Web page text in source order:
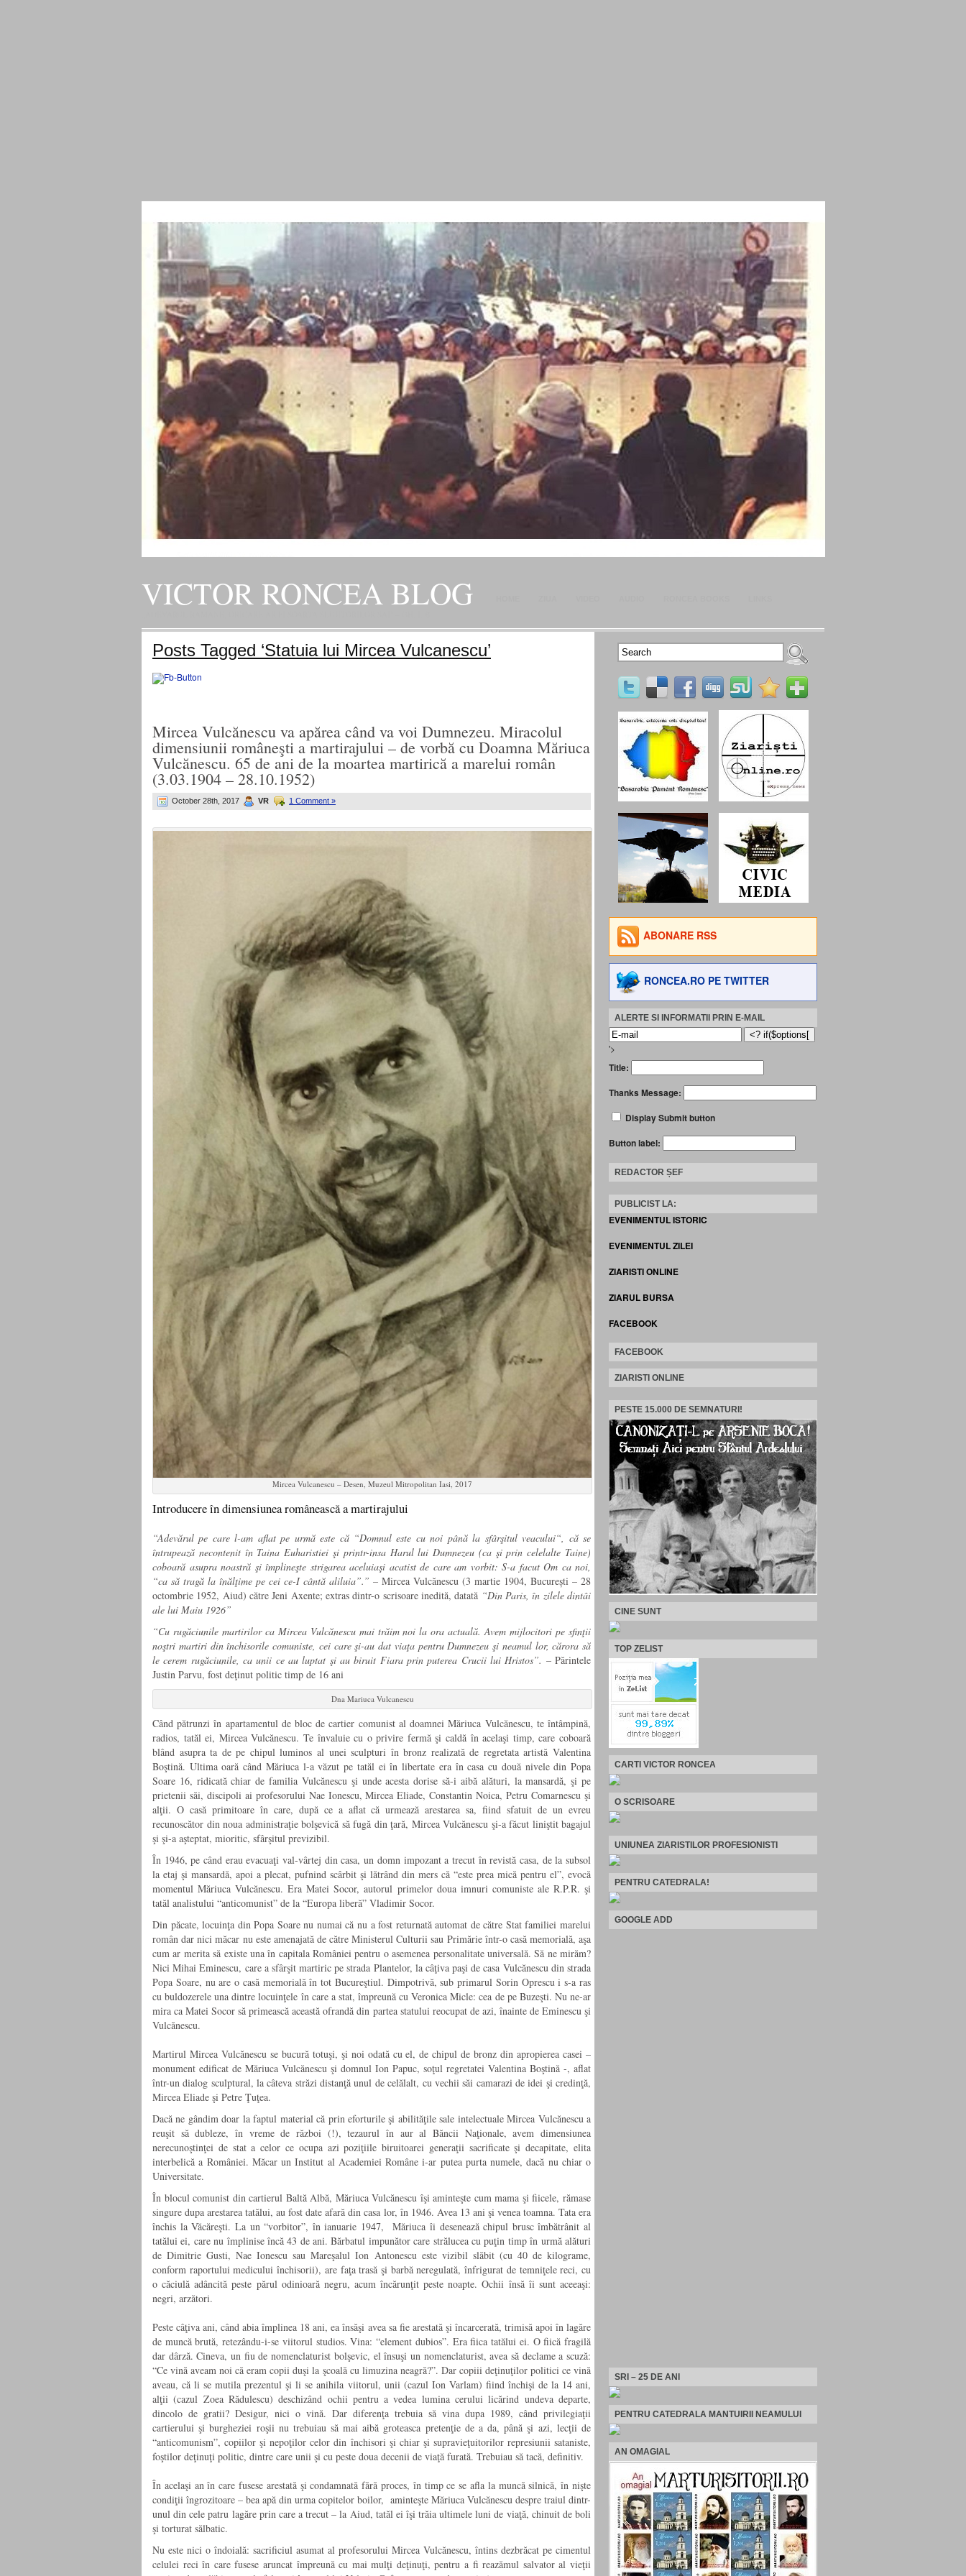
VICTOR RONCEA BLOG
Posts Tagged ‘Statuia lui Mircea Vulcanescu’
Mircea Vulcănescu va apărea când va voi Dumnezeu. Miracolul
dimensiunii româneşti a martirajului – de vorbă cu Doamna Măriuca
Vulcănescu. 65 de ani de la moartea martirică a marelui român
(3.03.1904 – 28.10.1952)
October 28th, 2017 VR 1 Comment »
Mircea Vulcanescu – Desen, Muzeul Mitropolitan Iasi, 2017
Introducere în dimensiunea românească a martirajului
“Adevărul pe care l-am aflat pe urmă este că “Domnul este cu noi până la sfârşitul veacului“, că se
întrupează necontenit în Taina Euharistiei şi printr-insa Harul lui Dumnezeu (ca şi prin celelalte Taine)
coboară asupra noastră şi împlineşte strigarea aceluiaşi acatist de care am vorbit: S-a facut Om ca noi,
“ca să tragă la înălţime pe cei ce-I cântă aliluia”.” – Mircea Vulcănescu (3 martie 1904, București – 28
octombrie 1952, Aiud) către Jeni Axente; extras dintr-o scrisoare inedită, datată “Din Paris, în zilele dintâi
ale lui Maiu 1926”
“Cu rugăciunile martirilor ca Mircea Vulcănescu mai trăim noi la ora actuală. Avem mijlocitori pe sfinţii
noştri martiri din închisorile comuniste, cei care şi-au dat viaţa pentru Dumnezeu şi neamul lor, cărora să
le cerem rugăciunile, ca unii ce au luptat şi au biruit Fiara prin puterea Crucii lui Hristos”. – Părintele
Justin Parvu, fost deţinut politic timp de 16 ani
Dna Mariuca Vulcanescu
Când pătrunzi în apartamentul de bloc de cartier comunist al doamnei Măriuca Vulcănescu, te întâmpină,
radios, tatăl ei, Mircea Vulcănescu. Te învaluie cu o privire fermă şi caldă în acelaşi timp, care coboară
blând asupra ta de pe chipul luminos al unei sculpturi în bronz realizată de regretata artistă Valentina
Boştină. Ultima oară când Măriuca l-a văzut pe tatăl ei în libertate era în casa cu două nivele din Popa
Soare 16, ridicată chiar de familia Vulcănescu şi unde acesta dorise să-i aibă alături, la mansardă, şi pe
prietenii săi, discipoli ai profesorului Nae Ionescu, Mircea Eliade, Constantin Noica, Petru Comarnescu şi
alţii. O casă primitoare în care, după ce a aflat că urmează arestarea sa, fiind sfatuit de un evreu
recunoscător din noua administraţie bolşevică să fugă din ţară, Mircea Vulcănescu şi-a făcut liniştit bagajul
şi şi-a aşteptat, mioritic, sfârşitul previzibil.
În 1946, pe când erau evacuaţi val-vârtej din casa, un domn impozant a trecut în revistă casa, de la subsol
la etaj şi mansardă, apoi a plecat, pufnind scârbit şi lătrând din mers că “este prea mică pentru el”, evocă
momentul Măriuca Vulcănescu. Era Matei Socor, autorul primelor doua imnuri comuniste ale R.P.R. şi
tatăl analistului “anticomunist” de la “Europa liberă” Vladimir Socor.
Din păcate, locuinţa din Popa Soare nu numai că nu a fost returnată automat de către Stat familiei marelui
român dar nici măcar nu este amenajată de către Ministerul Culturii sau Primărie într-o casă memorială, aşa
cum ar merita să existe una în capitala României pentru o asemenea personalitate universală. Să ne mirăm?
Nici Mihai Eminescu, care a sfârşit martiric pe strada Plantelor, la câţiva paşi de casa Vulcănescu din strada
Popa Soare, nu are o casă memorială în tot Bucureştiul. Dimpotrivă, sub primarul Sorin Oprescu i s-a ras
cu buldozerele una dintre locuinţele în care a stat, împreună cu Veronica Micle: cea de pe Buzeşti. Nu ne-ar
mira ca Matei Socor să primească această ofrandă din partea statului reocupat de azi, înainte de Eminescu şi
Vulcănescu.
Martirul Mircea Vulcănescu se bucură totuşi, şi noi odată cu el, de chipul de bronz din apropierea casei –
monument edificat de Măriuca Vulcănescu şi domnul Ion Papuc, soţul regretatei Valentina Boştină -, aflat
într-un dialog sculptural, la câteva străzi distanţă unul de celălalt, cu vechii săi camarazi de idei şi credinţă,
Mircea Eliade şi Petre Ţuţea.
Dacă ne gândim doar la faptul material că prin eforturile şi abilităţile sale intelectuale Mircea Vulcănescu a
reuşit să dubleze, în vreme de război (!), tezaurul în aur al Băncii Naţionale, avem dimensiunea
nerecunoştinţei de stat a celor ce ocupa azi poziţiile biruitoarei generaţii sacrificate şi decapitate, elita
interbelică a României. Măcar un Institut al Academiei Române i-ar putea purta numele, dacă nu chiar o
Universitate.
În blocul comunist din cartierul Baltă Albă, Măriuca Vulcănescu îşi aminteşte cum mama şi fiicele, rămase
singure dupa arestarea tatălui, au fost date afară din casa lor, în 1946. Avea 13 ani şi venea toamna. Tata era
închis la Văcăreşti. La un “vorbitor”, în ianuarie 1947, Măriuca îi desenează chipul brusc îmbătrânit al
tatălui ei, care nu împlinise încă 43 de ani. Bărbatul impunător care strălucea cu puţin timp în urmă alături
de Dimitrie Gusti, Nae Ionescu sau Mareşalul Ion Antonescu este vizibil slăbit (cu 40 de kilograme,
conform raportului medicului închisorii), are faţa trasă şi barbă neregulată, înfrigurat de temniţele reci, cu
o căciulă adâncită peste părul odinioară negru, acum încărunţit peste noapte. Ochii însă îi sunt aceeaşi:
negri, arzători.
Peste câţiva ani, când abia împlinea 18 ani, ea însăşi avea sa fie arestată şi încarcerată, trimisă apoi în lagăre
de muncă brută, retezându-i-se viitorul studios. Vina: “element dubios”. Era fiica tatălui ei. O fiică fragilă
dar dârză. Cineva, un fiu de nomenclaturist bolşevic, el însuşi un nomenclaturist, avea să declame a scuză:
“Ce vină aveam noi că eram copii duşi la şcoală cu limuzina neagră?”. Dar copiii deţinuţilor politici ce vină
aveau, că li se mutila prezentul şi li se anihila viitorul, unii (cazul Ion Varlam) fiind închişi de la 14 ani,
alţii (cazul Zoea Rădulescu) deschizând ochii pentru a vedea lumina cerului licărind undeva departe,
dincolo de gratii? Desigur, nici o vină. Dar diferenţa trebuia să vina dupa 1989, când privilegiaţii
cartierului şi burgheziei roşii nu trebuiau să mai aibă groteasca pretenţie de a da, până şi azi, lecţii de
“anticomunism”, copiilor şi nepoţilor celor din închisori şi chiar şi supravieţuitorilor represiunii sataniste,
foştilor deţinuţi politic, dintre care unii şi cu peste doua decenii de viaţă furată. Trebuiau să tacă, definitiv.
În acelaşi an în care fusese arestată şi condamnată fără proces, în timp ce se afla la muncă silnică, în nişte
condiţii îngrozitoare – bea apă din urma copitelor boilor, aminteşte Măriuca Vulcănescu despre traiul dintr-
unul din cele patru lagăre prin care a trecut – la Aiud, tatăl ei îşi trăia ultimele luni de viaţă, chinuit de boli
şi torturat sălbatic.
Nu este nici o îndoială: sacrificiul asumat al profesorului Mircea Vulcănescu, întins dezbrăcat pe cimentul
celulei reci în care fusese aruncat împreună cu mai mulţi deţinuţi, pentru a fi reazămul salvator al vieţii
ABONARE RSS
RONCEA.RO PE TWITTER
ALERTE SI INFORMATII PRIN E-MAIL
'>
Title:
Thanks Message:
Display Submit button
Button label:
REDACTOR ȘEF
PUBLICIST LA:
EVENIMENTUL ISTORIC
EVENIMENTUL ZILEI
ZIARISTI ONLINE
ZIARUL BURSA
FACEBOOK
FACEBOOK
ZIARISTI ONLINE
PESTE 15.000 DE SEMNATURI!
CINE SUNT
TOP ZELIST
CARTI VICTOR RONCEA
O SCRISOARE
UNIUNEA ZIARISTILOR PROFESIONISTI
PENTRU CATEDRALA!
GOOGLE ADD
SRI – 25 DE ANI
PENTRU CATEDRALA MANTUIRII NEAMULUI
AN OMAGIAL